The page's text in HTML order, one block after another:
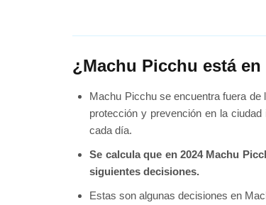
¿Machu Picchu está
Machu Picchu se encuentra fuera
protección y prevención en la
cada día.
Se calcula que en 2024 Machu
siguientes decisiones.
Estas son algunas decisiones en